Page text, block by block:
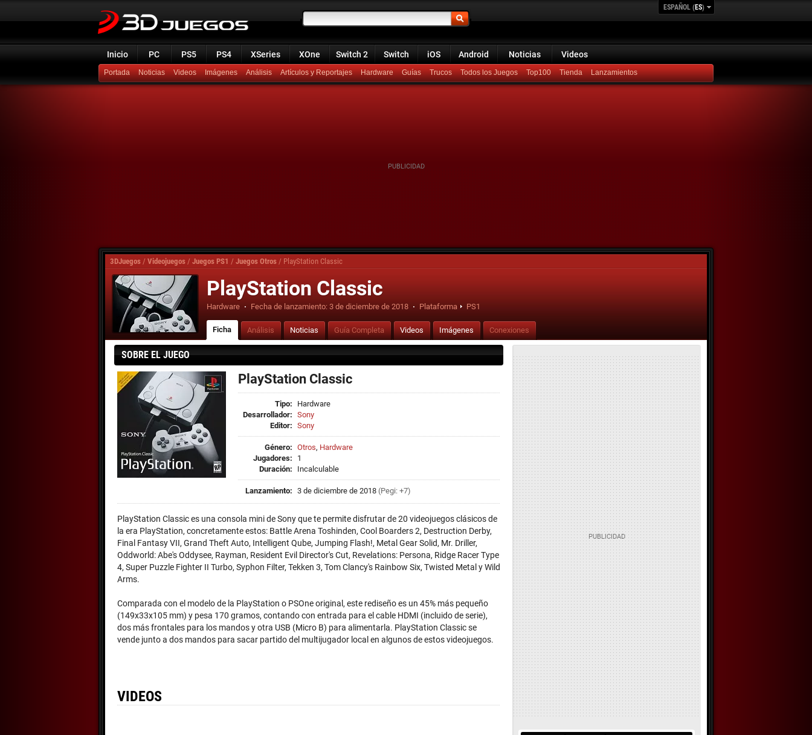
ESPAÑOL (ES)
Inicio PC PS5 PS4 XSeries XOne Switch 2 Switch iOS Android Noticias Videos
Portada Noticias Videos Imágenes Análisis Artículos y Reportajes Hardware Guías Trucos Todos los Juegos Top100 Lanzamientos
3DJuegos / Videojuegos / Juegos PS1 / Juegos Otros / PlayStation Classic
PlayStation Classic
Hardware · Fecha de lanzamiento: 3 de diciembre de 2018 · Plataforma PS1
Ficha Análisis Noticias Guía Completa Videos Imágenes Conexiones
SOBRE EL JUEGO
PlayStation Classic
Tipo:
Hardware
Desarrollador: Sony
Editor: Sony
Género: Otros, Hardware
Jugadores:
1
Duración:
Incalculable
Lanzamiento: 3 de diciembre de 2018 (Pegi: +7)
PlayStation Classic es una consola mini de Sony que te permite disfrutar de 20 videojuegos clásicos de
la era PlayStation, concretamente estos: Battle Arena Toshinden, Cool Boarders 2, Destruction Derby,
Final Fantasy VII, Grand Theft Auto, Intelligent Qube, Jumping Flash!, Metal Gear Solid, Mr. Driller,
Oddworld: Abe's Oddysee, Rayman, Resident Evil Director's Cut, Revelations: Persona, Ridge Racer Type
4, Super Puzzle Fighter II Turbo, Syphon Filter, Tekken 3, Tom Clancy's Rainbow Six, Twisted Metal y Wild
Arms.
Comparada con el modelo de la PlayStation o PSOne original, este rediseño es un 45% más pequeño
(149x33x105 mm) y pesa 170 gramos, contando con entrada para el cable HDMI (incluido de serie),
dos más frontales para los mandos y otra USB (Micro B) para alimentarla. PlayStation Classic se
vende junto a dos mandos para sacar partido del multijugador local en algunos de estos videojuegos.
VIDEOS